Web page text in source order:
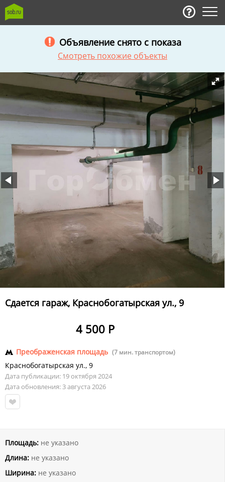
Объявление снято с показа
Смотреть похожие объекты
Сдается гараж, Краснобогатырская ул., 9
4 500 Р
Преображенская площадь (7 мин. транспортом)
Краснобогатырская ул., 9
Дата публикации: 19 октября 2024
Дата обновления: 3 августа 2026
Площадь: не указано
Длина: не указано
Ширина: не указано